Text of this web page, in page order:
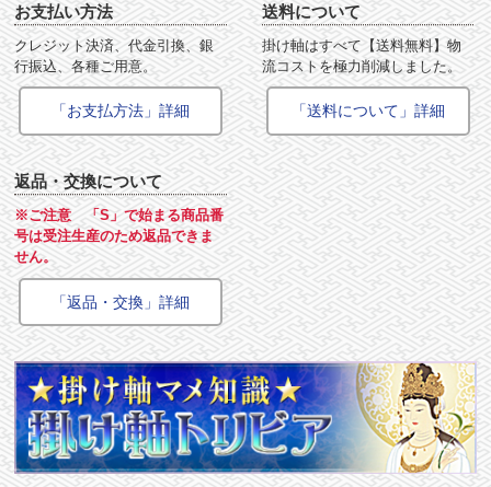
お支払い方法
クレジット決済、代金引換、銀
行振込、各種ご用意。
「お支払方法」詳細
送料について
掛け軸はすべて【送料無料】物
流コストを極力削減しました。
「送料について」詳細
返品・交換について
※ご注意 「S」で始まる商品番
号は受注生産のため返品できま
せん。
「返品・交換」詳細